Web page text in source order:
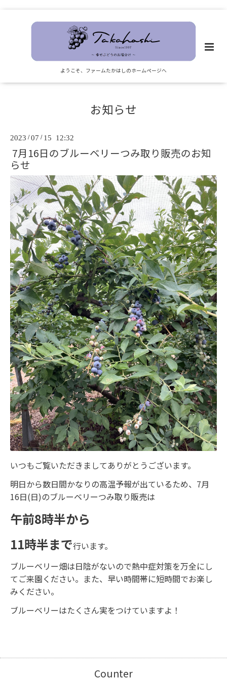
ようこそ、ファームたかはしのホームページへ
お知らせ
2023 /07 / 15 12:32
7月16日のブルーベリーつみ取り販売のお知
らせ
いつもご覧いただきましてありがとうございます。
明日から数日間かなりの高温予報が出ているため、7月
16日(日)のブルーベリーつみ取り販売は
午前8時半から
11時半まで行います。
ブルーベリー畑は日陰がないので熱中症対策を万全にし
てご来園ください。また、早い時間帯に短時間でお楽し
みください。
ブルーベリーはたくさん実をつけていますよ！
Counter